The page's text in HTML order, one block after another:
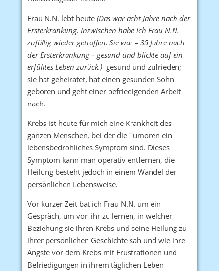
Frau N.N. lebt heute (Das war acht Jahre nach der
Ersterkrankung. Inzwischen habe ich Frau N.N.
zufällig wieder getroffen. Sie war – 35 Jahre nach
der Ersterkrankung – gesund und blickte auf ein
erfülltes Leben zurück.)gesund und zufrieden;
sie hat geheiratet, hat einen gesunden Sohn
geboren und geht einer befriedigenden Arbeit
nach.
Krebs ist heute für mich eine Krankheit des
ganzen Menschen, bei der die Tumoren ein
lebensbedrohliches Symptom sind. Dieses
Symptom kann man operativ entfernen, die
Heilung besteht jedoch in einem Wandel der
persönlichen Lebensweise.
Vor kurzer Zeit bat ich Frau N.N. um ein
Gespräch, um von ihr zu lernen, in welcher
Beziehung sie ihren Krebs und seine Heilung zu
ihrer persönlichen Geschichte sah und wie ihre
Ängste vor dem Krebs mit Frustrationen und
Befriedigungen in ihrem täglichen Leben